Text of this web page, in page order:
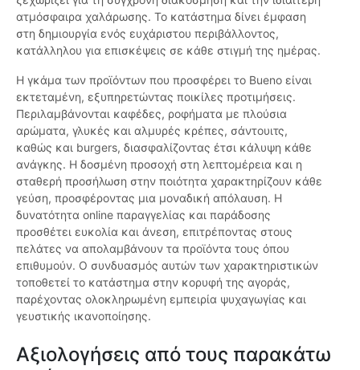
ατμόσφαιρα χαλάρωσης. Το κατάστημα δίνει έμφαση
στη δημιουργία ενός ευχάριστου περιβάλλοντος,
κατάλληλου για επισκέψεις σε κάθε στιγμή της ημέρας.
Η γκάμα των προϊόντων που προσφέρει το Bueno είναι
εκτεταμένη, εξυπηρετώντας ποικίλες προτιμήσεις.
Περιλαμβάνονται καφέδες, ροφήματα με πλούσια
αρώματα, γλυκές και αλμυρές κρέπες, σάντουιτς,
καθώς και burgers, διασφαλίζοντας έτσι κάλυψη κάθε
ανάγκης. Η δοσμένη προσοχή στη λεπτομέρεια και η
σταθερή προσήλωση στην ποιότητα χαρακτηρίζουν κάθε
γεύση, προσφέροντας μια μοναδική απόλαυση. Η
δυνατότητα online παραγγελίας και παράδοσης
προσθέτει ευκολία και άνεση, επιτρέποντας στους
πελάτες να απολαμβάνουν τα προϊόντα τους όπου
επιθυμούν. Ο συνδυασμός αυτών των χαρακτηριστικών
τοποθετεί το κατάστημα στην κορυφή της αγοράς,
παρέχοντας ολοκληρωμένη εμπειρία ψυχαγωγίας και
γευστικής ικανοποίησης.
Αξιολογήσεις από τους παρακάτω